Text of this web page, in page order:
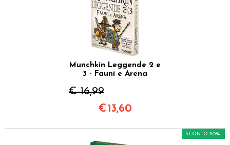
Munchkin Leggende 2 e
3 - Fauni e Arena
€ 16,99
€ 13,60
SCONTO 20%